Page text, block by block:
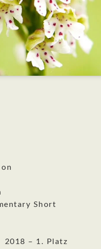
Short
2018 – 1. Platz